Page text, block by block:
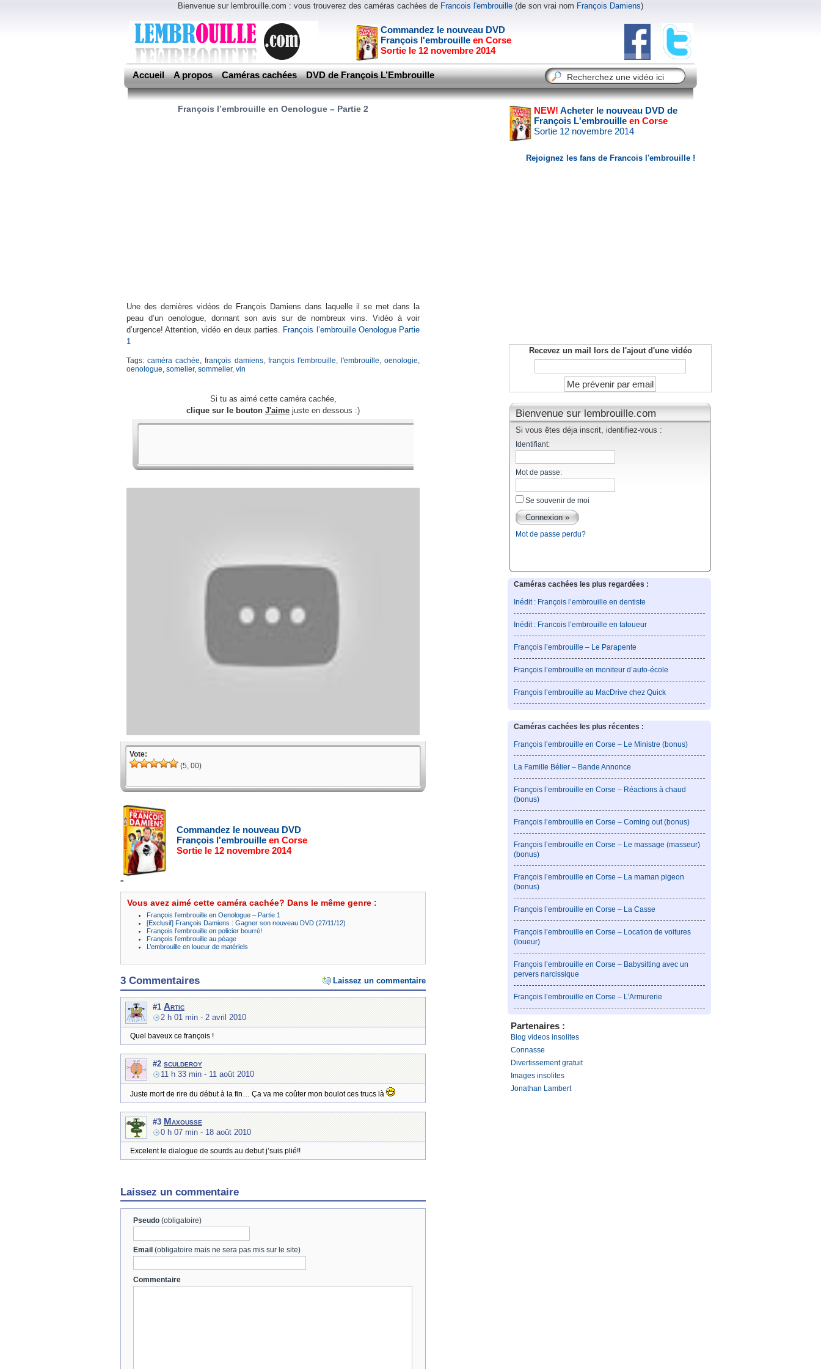
Bienvenue sur lembrouille.com : vous trouverez des caméras cachées de Francois l'embrouille (de son vrai nom François Damiens)
Commandez le nouveau DVD
François l'embrouille en Corse
Sortie le 12 novembre 2014
Accueil A propos Caméras cachées DVD de François L’Embrouille
François l’embrouille en Oenologue – Partie 2
Une des dernières vidéos de François Damiens dans laquelle il se met dans la
peau d’un oenologue, donnant son avis sur de nombreux vins. Vidéo à voir
d’urgence! Attention, vidéo en deux parties.
François l’embrouille Oenologue Partie
1
Tags:caméra cachée,françois damiens, françois l'embrouille, l'embrouille, oenologie,
oenologue, somelier, sommelier, vin
Si tu as aimé cette caméra cachée,
clique sur le bouton J'aime juste en dessous :)
Vote:
(5, 00)
Commandez le nouveau DVD
François l'embrouille en Corse
Sortie le 12 novembre 2014
"
Vous avez aimé cette caméra cachée? Dans le même genre :
François l’embrouille en Oenologue – Partie 1
[Exclusif] François Damiens : Gagner son nouveau DVD (27/11/12)
François l’embrouille en policier bourré!
François l’embrouille au péage
L’embrouille en loueur de matériels
Laissez un commentaire
3 Commentaires
#1 Artic
2 h 01 min - 2 avril 2010
Quel baveux ce françois !
#2 sculderoy
11 h 33 min - 11 août 2010
Juste mort de rire du début à la fin… Ça va me coûter mon boulot ces trucs là
#3 Maxousse
0 h 07 min - 18 août 2010
Excelent le dialogue de sourds au debut j’suis plié!!
Laissez un commentaire
Pseudo (obligatoire)
Email (obligatoire mais ne sera pas mis sur le site)
Commentaire
NEW! Acheter le nouveau DVD de
François L'embrouille en Corse
Sortie 12 novembre 2014
Rejoignez les fans de Francois l'embrouille !
Recevez un mail lors de l'ajout d'une vidéo
Bienvenue sur lembrouille.com
Si vous êtes déja inscrit, identifiez-vous :
Identifiant:
Mot de passe:
Se souvenir de moi
Mot de passe perdu?
Caméras cachées les plus regardées :
Inédit : François l’embrouille en dentiste
Inédit : Francois l’embrouille en tatoueur
François l’embrouille – Le Parapente
François l’embrouille en moniteur d’auto-école
François l’embrouille au MacDrive chez Quick
Caméras cachées les plus récentes :
François l’embrouille en Corse – Le Ministre (bonus)
La Famille Bélier – Bande Annonce
François l’embrouille en Corse – Réactions à chaud
(bonus)
François l’embrouille en Corse – Coming out (bonus)
François l’embrouille en Corse – Le massage (masseur)
(bonus)
François l’embrouille en Corse – La maman pigeon
(bonus)
François l’embrouille en Corse – La Casse
François l’embrouille en Corse – Location de voitures
(loueur)
François l’embrouille en Corse – Babysitting avec un
pervers narcissique
François l’embrouille en Corse – L’Armurerie
Partenaires :
Blog videos insolites
Connasse
Divertissement gratuit
Images insolites
Jonathan Lambert